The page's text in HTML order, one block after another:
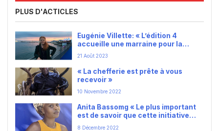
PLUS D'ACTICLES
Eugénie Villette: « L’édition 4
accueille une marraine pour la
promotion; Katy Lena Ndiaye »
21 Août 2023
« La chefferie est prête à vous
recevoir »
10 Novembre 2022
Anita Bassomg « Le plus important
est de savoir que cette initiative
plaît et parles à beaucoup »
8 Décembre 2022